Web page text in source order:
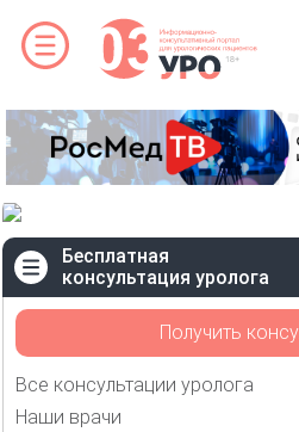
Бесплатная
консультация уролога
Получить
Все консультации уролога
Наши врачи